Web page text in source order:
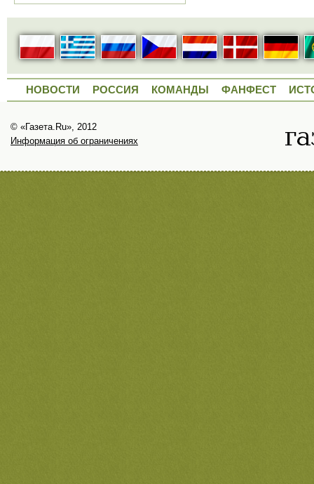
НОВОСТИ РОССИЯ КОМАНДЫ ФАНФЕСТ
© «Газета.Ru», 2012
Информация об ограничениях